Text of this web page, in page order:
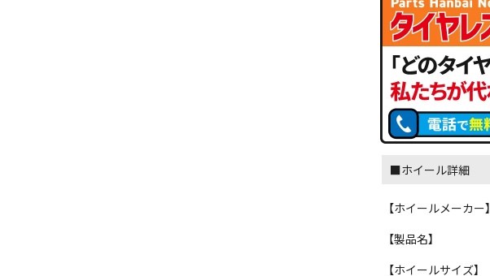
■ホイール詳細
【ホイールメーカー】
【製品名】
【ホイールサイズ】